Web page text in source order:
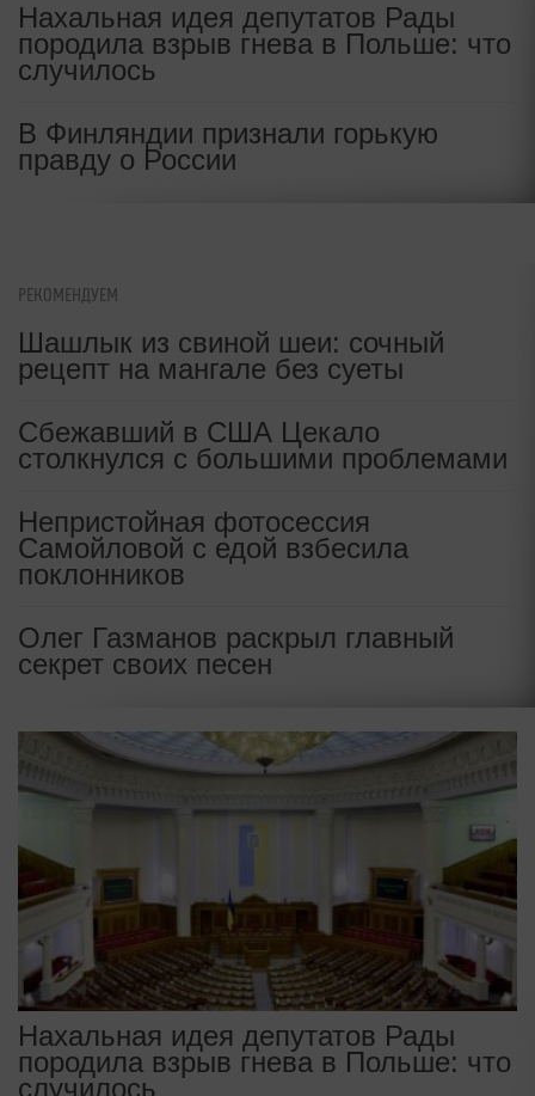
Нахальная идея депутатов Рады
породила взрыв гнева в Польше: что
случилось
В Финляндии признали горькую
правду о России
РЕКОМЕНДУЕМ
Шашлык из свиной шеи: сочный
рецепт на мангале без суеты
Сбежавший в США Цекало
столкнулся с большими проблемами
Непристойная фотосессия
Самойловой с едой взбесила
поклонников
Олег Газманов раскрыл главный
секрет своих песен
Нахальная идея депутатов Рады
породила взрыв гнева в Польше: что
случилось